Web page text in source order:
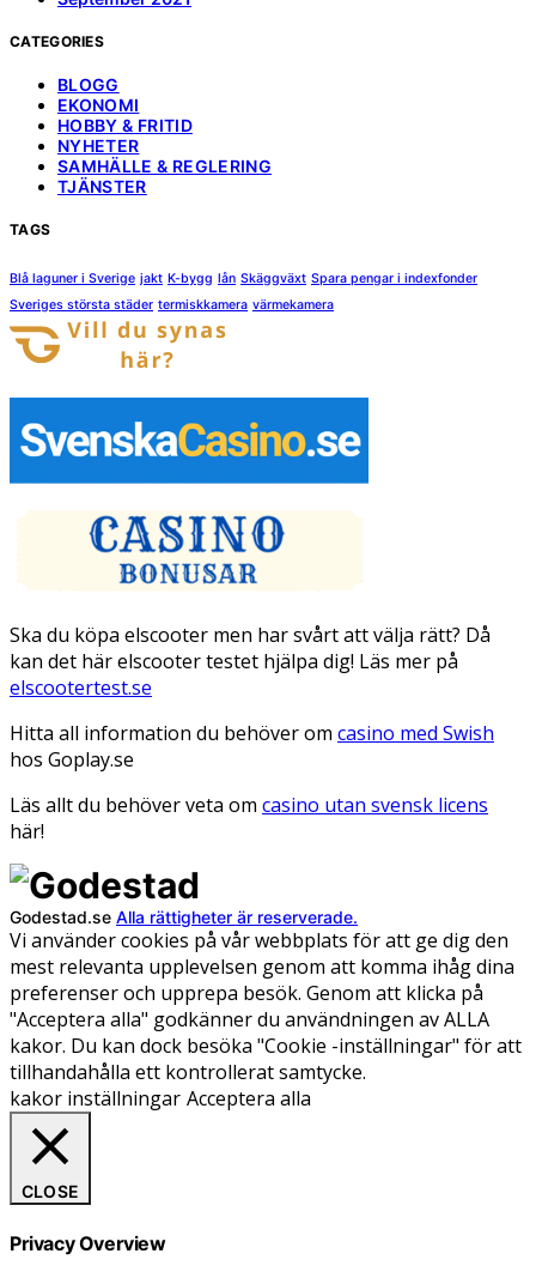
CATEGORIES
BLOGG
EKONOMI
HOBBY & FRITID
NYHETER
SAMHÄLLE & REGLERING
TJÄNSTER
TAGS
Blå laguner i Sverige jakt K-bygg lån Skäggväxt Spara pengar i indexfonder
Sveriges största städer termiskkamera värmekamera
Ska du köpa elscooter men har svårt att välja rätt? Då
kan det här elscooter testet hjälpa dig! Läs mer på
elscootertest.se
Hitta all information du behöver om casino med Swish
hos Goplay.se
Läs allt du behöver veta om casino utan svensk licens
här!
Godestad.se Alla rättigheter är reserverade.
Vi använder cookies på vår webbplats för att ge dig den
mest relevanta upplevelsen genom att komma ihåg dina
preferenser och upprepa besök. Genom att klicka på
"Acceptera alla" godkänner du användningen av ALLA
kakor. Du kan dock besöka "Cookie -inställningar" för att
tillhandahålla ett kontrollerat samtycke.
kakor inställningar Acceptera alla
CLOSE
Privacy Overview